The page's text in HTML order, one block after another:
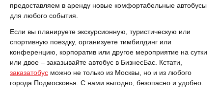
предоставляем в аренду новые комфортабельные автобусы
для любого события.
Если вы планируете экскурсионную, туристическую или
спортивную поездку, организуете тимбилдинг или
конференцию, корпоратив или другое мероприятие на сутки
или двое – заказывайте автобус в БизнесБас. Кстати,
заказатобус можно не только из Москвы, но и из любого
города Подмосковья. С нами выгодно, безопасно и удобно.